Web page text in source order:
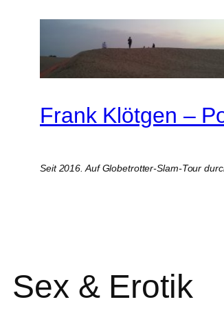
springen
Frank Klötgen –
Seit 2016. Auf Globetrotter-Slam-Tour
Sex & Erotik